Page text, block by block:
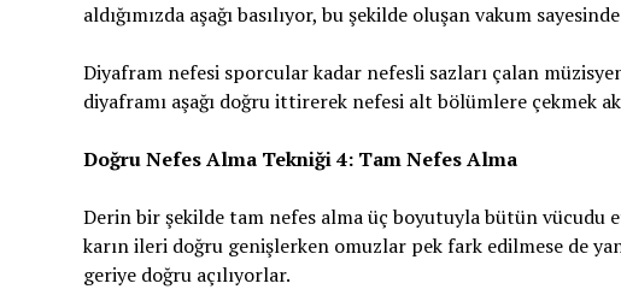
aldığımızda aşağı basılıyor, bu şekilde oluşan vakum
Diyafram nefesi sporcular kadar nefesli sazları çalan
diyaframı aşağı doğru ittirerek nefesi alt bölümlere çekmek
Doğru Nefes Alma Tekniği 4: Tam Nefes Alma
Derin bir şekilde tam nefes alma üç boyutuyla bütün vücudu
karın ileri doğru genişlerken omuzlar pek fark edilmese de
geriye doğru açılıyorlar.